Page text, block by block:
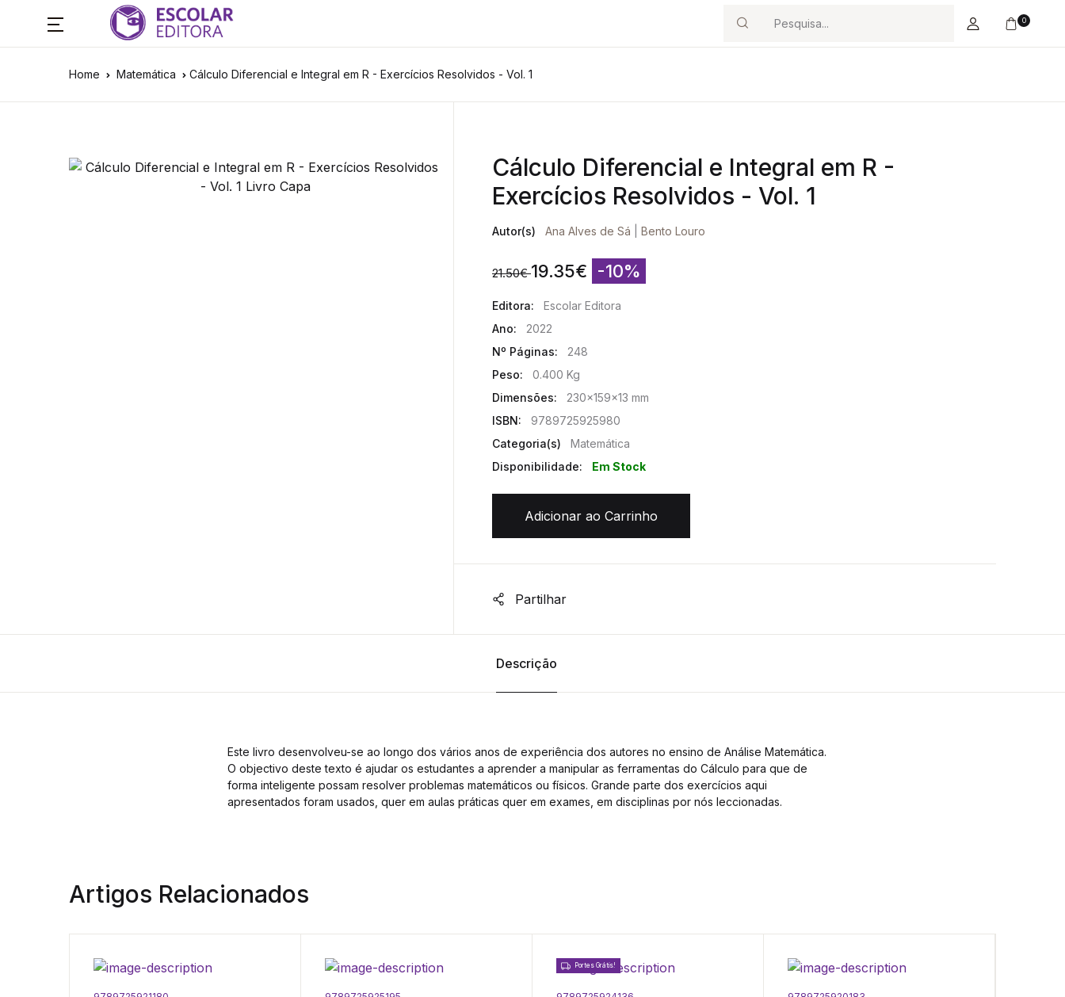
Search
0
Home Matemática Cálculo Diferencial e Integral em R - Exercícios Resolvidos - Vol. 1
Cálculo Diferencial e Integral em R -
Exercícios Resolvidos - Vol. 1
Autor(s) Ana Alves de Sá Bento Louro
21.50€ 19.35€ -10%
Editora:
Escolar Editora
Ano:
2022
Nº Páginas:
248
Peso:
0.400 Kg
Dimensões:
230x159x13 mm
ISBN:
9789725925980
Categoria(s)
Matemática
Disponibilidade:
Em Stock
Adicionar ao Carrinho
Partilhar
Descrição
Este livro desenvolveu-se ao longo dos vários anos de experiência dos autores no ensino de Análise Matemática.
O objectivo deste texto é ajudar os estudantes a aprender a manipular as ferramentas do Cálculo para que de
forma inteligente possam resolver problemas matemáticos ou físicos. Grande parte dos exercícios aqui
apresentados foram usados, quer em aulas práticas quer em exames, em disciplinas por nós leccionadas.
Artigos Relacionados
Portes Grátis!